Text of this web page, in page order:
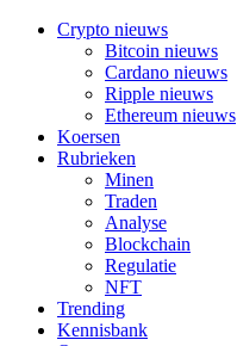
Crypto nieuws
Bitcoin nieuws
Cardano nieuws
Ripple nieuws
Ethereum nieuws
Koersen
Rubrieken
Minen
Traden
Analyse
Blockchain
Regulatie
NFT
Trending
Kennisbank